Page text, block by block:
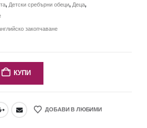
, Детски сребърни обеци, Деца,
закопчаване
КУПИ
ДОБАВИ В ЛЮБИМИ